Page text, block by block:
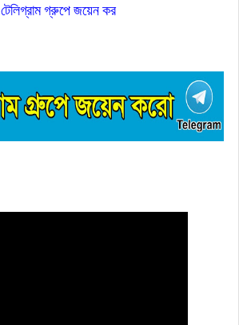
টেলিগ্রাম গ্রুপে জয়েন কর